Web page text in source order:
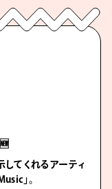
てくれるアーティ
」。